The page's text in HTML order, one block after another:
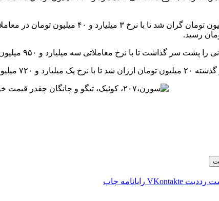
‫رددیت ‫VKontakte رایانامه چاپ